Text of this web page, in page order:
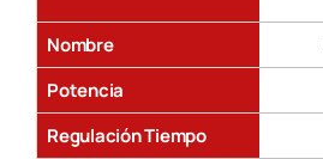
Nombre
Potencia
Regulación Tiempo